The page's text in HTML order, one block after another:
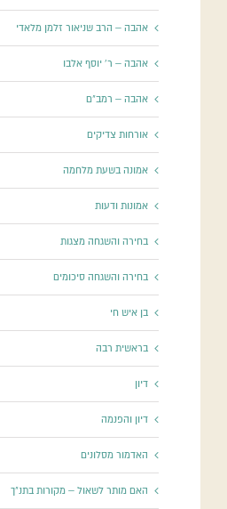
אהבה – הרב שניאור זלמן מלאדי
אהבה – ר' יוסף אלבו
אהבה – רמב"ם
אורחות צדיקים
אמונה בשעת מלחמה
אמונות ודעות
בחירה והשגחה מצגות
בחירה והשגחה סיכומים
בן איש חי
בראשית רבה
דיון
דיון והפנמה
האדמור מסלונים
האם מותר לשאול – מקורות בתנ"ך